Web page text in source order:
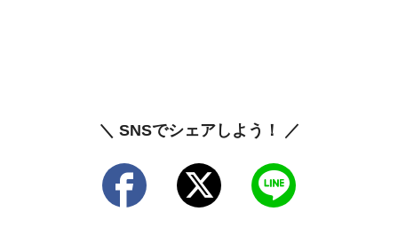
＼ SNSでシェアしよう！ ／